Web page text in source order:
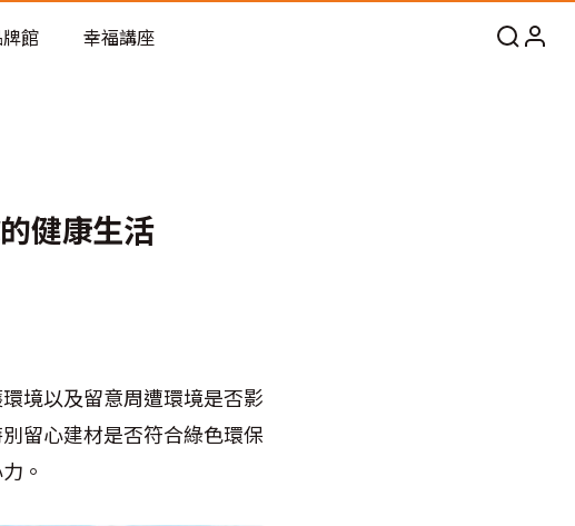
館 幸福講座
健康生活
境以及留意周遭環境是否影
留心建材是否符合綠色環保
。